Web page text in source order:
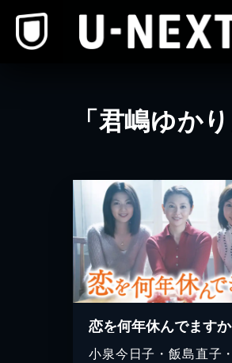
「君嶋ゆか
恋を何年休んでますか
小泉今日子・飯島直子